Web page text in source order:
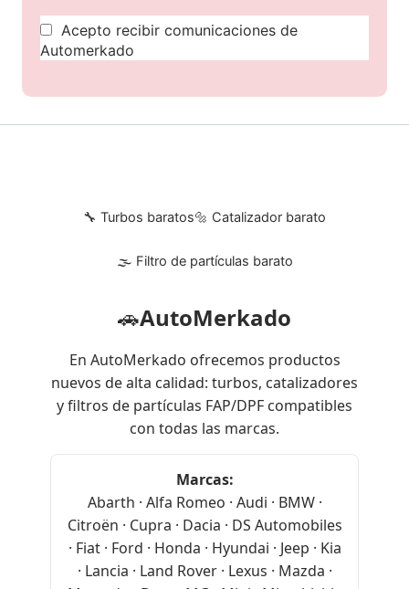
Acepto recibir comunicaciones de
Automerkado
🔧 Turbos baratos🔩 Catalizador barato
🌫 Filtro de partículas barato
🚗AutoMerkado
En AutoMerkado ofrecemos productos
nuevos de alta calidad: turbos, catalizadores
y filtros de partículas FAP/DPF compatibles
con todas las marcas.
Marcas:
Abarth · Alfa Romeo · Audi · BMW ·
Citroën · Cupra · Dacia · DS Automobiles
· Fiat · Ford · Honda · Hyundai · Jeep · Kia
· Lancia · Land Rover · Lexus · Mazda ·